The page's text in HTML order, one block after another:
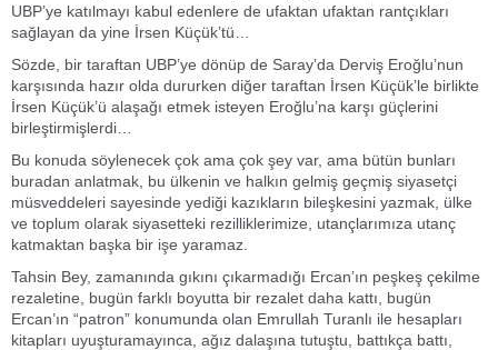
UBP’ye katılmayı kabul edenlere de ufaktan ufaktan rantçıkları
sağlayan da yine İrsen Küçük’tü…
Sözde, bir taraftan UBP’ye dönüp de Saray’da Derviş Eroğlu’nun
karşısında hazır olda dururken diğer taraftan İrsen Küçük’le birlikte
İrsen Küçük’ü alaşağı etmek isteyen Eroğlu’na karşı güçlerini
birleştirmişlerdi…
Bu konuda söylenecek çok ama çok şey var, ama bütün bunları
buradan anlatmak, bu ülkenin ve halkın gelmiş geçmiş siyasetçi
müsveddeleri sayesinde yediği kazıkların bileşkesini yazmak, ülke
ve toplum olarak siyasetteki rezilliklerimize, utançlarımıza utanç
katmaktan başka bir işe yaramaz.
Tahsin Bey, zamanında gıkını çıkarmadığı Ercan’ın peşkeş çekilme
rezaletine, bugün farklı boyutta bir rezalet daha kattı, bugün
Ercan’ın “patron” konumunda olan Emrullah Turanlı ile hesapları
kitapları uyuşturamayınca, ağız dalaşına tutuştu, battıkça battı,